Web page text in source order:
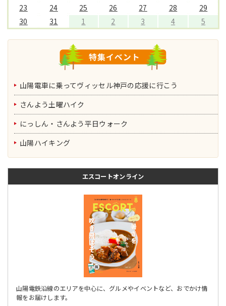
23
24 25 26 27 28
29
30
31 1 2 3 4 5
山陽電車に乗ってヴィッセル神戸の応援に行こう
さんよう土曜ハイク
にっしん・さんよう平日ウォーク
山陽ハイキング
エスコートオンライン
山陽電鉄沿線のエリアを中心に、グルメやイベントなど、おでかけ情
報をお届けします。